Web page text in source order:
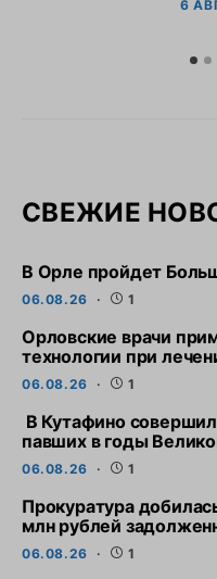
6
СВЕЖИЕ
В Орле пройдет
06.08.26 1
Орловские врачи
технологии при
06.08.26 1
В Кутафино
павших в годы
06.08.26 1
Прокуратура
млн рублей
06.08.26 1